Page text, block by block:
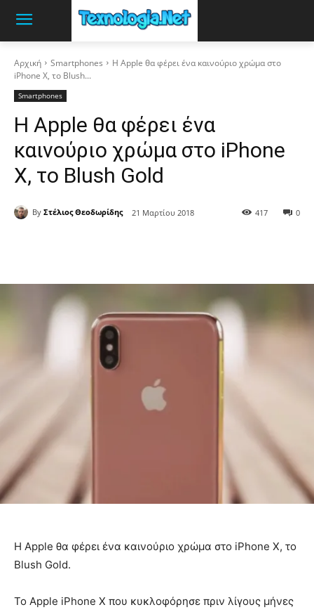
Αρχική Smartphones
Η Apple θα φέρει ένα καινούριο χρώμα στο
iPhone X, το Blush...
Smartphones
Η Apple θα φέρει ένα
καινούριο χρώμα στο iPhone
X, το Blush Gold
By Στέλιος Θεοδωρίδης 21 Μαρτίου 2018 0
417
Η Apple θα φέρει ένα καινούριο χρώμα στο iPhone X, το
Blush Gold.
Το Apple iPhone X που κυκλοφόρησε πριν λίγους μήνες